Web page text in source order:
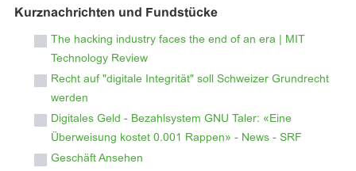
Kurznachrichten und Fundstücke
The hacking industry faces the end of an era | MIT
Technology Review
Recht auf "digitale Integrität" soll Schweizer Grundrecht
werden
Digitales Geld - Bezahlsystem GNU Taler: «Eine
Überweisung kostet 0.001 Rappen» - News - SRF
Geschäft Ansehen